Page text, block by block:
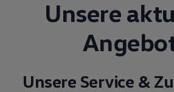
Entertainment und
Individualisieren
Wallbox und Ladekabel
Digitale Extras
Dienste für Ihr Modell
Volkswagen Apps,
Updates für Software,
Unsere
Unsere Service &